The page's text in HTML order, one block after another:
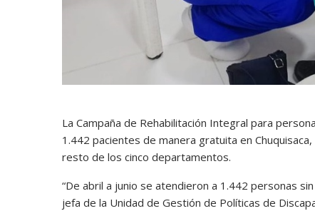
La Campaña de Rehabilitación Integral para
1.442 pacientes de manera gratuita en
resto de los cinco departamentos.
“De abril a junio se atendieron a 1.442 personas
jefa de la Unidad de Gestión de Políticas de